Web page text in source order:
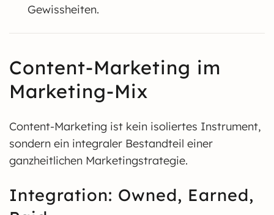
Gewissheiten.
Content-Marketing im
Marketing-Mix
Content-Marketing ist kein isoliertes Instrument,
sondern ein integraler Bestandteil einer
ganzheitlichen Marketingstrategie.
Integration: Owned, Earned,